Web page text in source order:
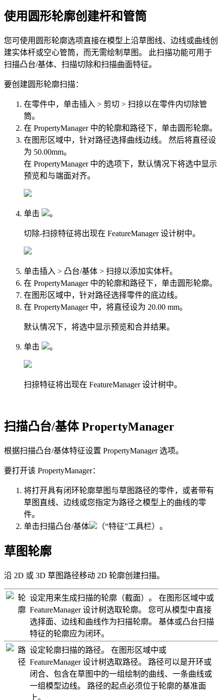
使用圆形轮廓创建杆和管筒
您可使用 圆形轮廓选项直接在模型上沿草图线、边线或曲线创
建实体杆或空心管筒，而无需绘制草图。 此扫描功能可用于
扫描凸台/基体、 扫描切除和扫描曲面特征。
要创建圆形轮廓扫描：
在零件中，单击插入 > 剪切 > 扫掠以在零件内切除管
筒。
在 PropertyManager 中的轮廓和路径下，单击 圆形轮廓。
在图形区域中，针对路径选择曲线边线。 然后将直径设
为 50.00mm。
在 PropertyManager 中的选项下，默认情况下将选中显示
预览和与端面对齐。
单击 。
切除-扫掠特征将出现在 FeatureManager 设计树中。
单击插入 > 凸台/基体 > 扫掠以添加实体杆。
在 PropertyManager 中的轮廓和路径下，单击 圆形轮廓。
在图形区域中，针对路径选择零件的底边线。
在 PropertyManager 中，将直径设为 20.00 mm。
默认情况下，将选中显示预览和合并结果。
单击 。
扫掠特征将出现在 FeatureManager 设计树中。
扫描凸台/基体 PropertyManager
根据扫描凸台/基体特征设置 PropertyManager 选项。
要打开该 PropertyManager：
将打开具有闭环轮廓草图与草图路径的零件，或者带有
草图直线、边线或您指定为路径之模型上的曲线的零
件。
单击扫描凸台/基体 （“特征”工具栏）。
草图轮廓
沿 2D 或 3D 草图路径移动 2D 轮廓创建扫描。
轮
廓
设定用来生成扫描的轮廓（截面）。 在图形区域中或
FeatureManager 设计树选取轮廓。 您可从模型中直接
选择面、边线和曲线作为扫描轮廓。 基体或凸台扫描
特征的轮廓应为闭环。
路
径
设定轮廓扫描的路径。 在图形区域中或
FeatureManager 设计树选取路径。 路径可以是开环或
闭合、包含在草图中的一组绘制的曲线、一条曲线或
一组模型边线。 路径的起点必须位于轮廓的基准面
上。